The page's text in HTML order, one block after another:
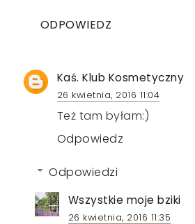
ODPOWIEDZ
Kaś. Klub Kosmetyczny
26 kwietnia, 2016 11:04
Też tam byłam:)
Odpowiedz
Odpowiedzi
Wszystkie moje bziki
26 kwietnia, 2016 11:35